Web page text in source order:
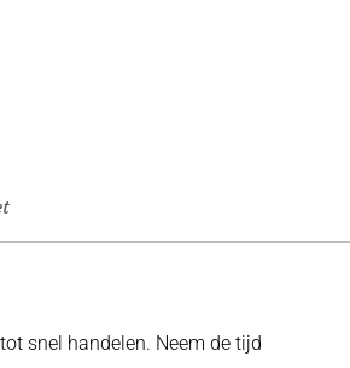
snel handelen. Neem de tijd